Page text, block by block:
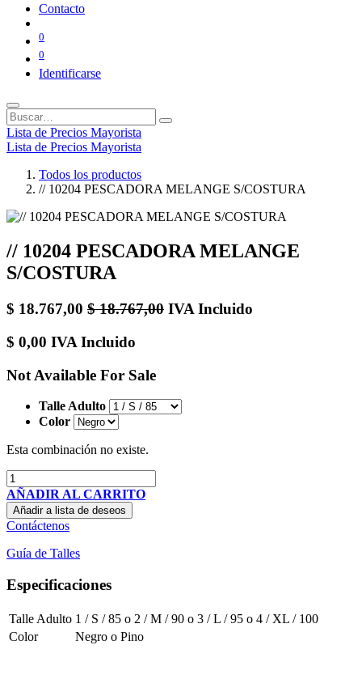
Contacto
0
0
Identificarse
Lista de Precios Mayorista
Lista de Precios Mayorista
Todos los productos
// 10204 PESCADORA MELANGE S/COSTURA
// 10204 PESCADORA MELANGE
S/COSTURA
$ 18.767,00 $18.767,00 IVA Incluido
$ 0,00 IVA Incluido
Not Available For Sale
Talle Adulto
Color
Esta combinación no existe.
AÑADIR AL CARRITO
Añadir a lista de deseos
Contáctenos
Guía de Talles
Especificaciones
Talle Adulto 1 / S / 85 o 2 / M / 90 o 3 / L / 95 o 4 / XL / 100
Color
Negro o Pino